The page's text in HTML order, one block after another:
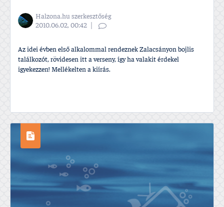
Halzona.hu szerkesztőség
2010.06.02, 00:42
Az idei évben első alkalommal rendeznek Zalacsányon bojlis
találkozót, rövidesen itt a verseny, í­gy ha valakit érdekel
igyekezzen! Mellékelten a kií­rás.